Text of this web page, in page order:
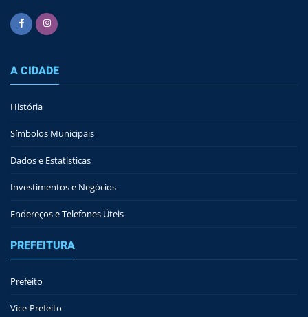
A CIDADE
História
Símbolos Municipais
Dados e Estatísticas
Investimentos e Negócios
Endereços e Telefones Úteis
PREFEITURA
Prefeito
Vice-Prefeito